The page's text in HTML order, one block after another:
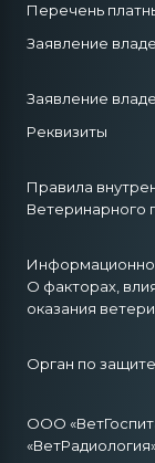
Перечень
Заявление
Заявление
Реквизиты
Правила
Ветеринарного
О факторах,
оказания
Орган по
ООО